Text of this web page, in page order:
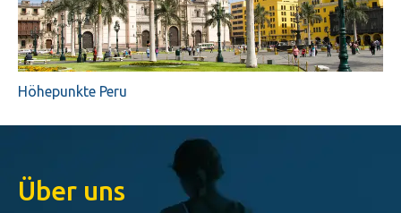
Höhepunkte Peru
Über uns